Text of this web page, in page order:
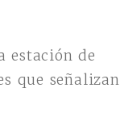
estación de
que señalizan